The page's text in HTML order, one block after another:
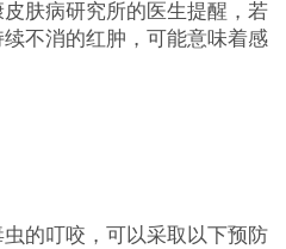
肤病研究所的医生提醒，若
不消的红肿，可能意味着感
的叮咬，可以采取以下预防